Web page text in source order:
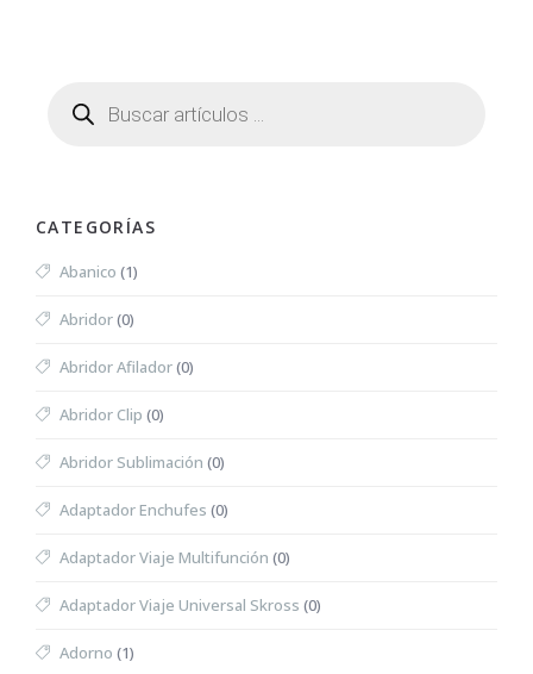
CATEGORÍAS
Abanico (1)
Abridor(0)
Abridor Afilador(0)
Abridor Clip (0)
Abridor Sublimación (0)
Adaptador Enchufes (0)
Adaptador Viaje Multifunción (0)
Adaptador Viaje Universal Skross (0)
Adorno (1)